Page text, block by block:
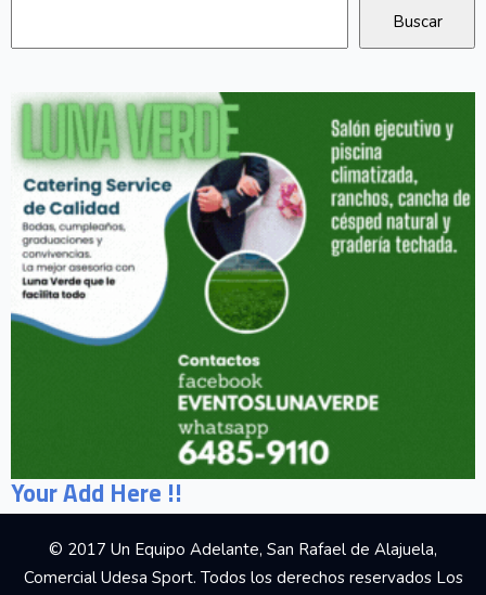
Your Add Here !!
© 2017 Un Equipo Adelante, San Rafael de Alajuela,
Comercial Udesa Sport. Todos los derechos reservados Los